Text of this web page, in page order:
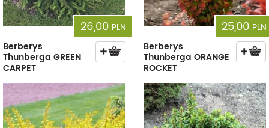
26,00 PLN
Berberys
Thunberga GREEN
CARPET
25,00 PLN
Berberys
Thunberga ORANGE
ROCKET